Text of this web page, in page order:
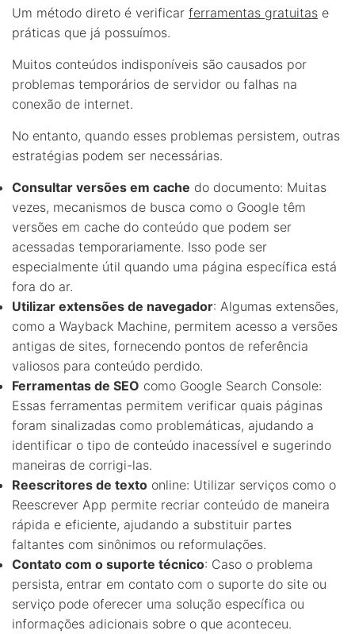
Um método direto é verificar ferramentas gratuitas e
práticas que já possuímos.
Muitos conteúdos indisponíveis são causados por
problemas temporários de servidor ou falhas na
conexão de internet.
No entanto, quando esses problemas persistem, outras
estratégias podem ser necessárias.
Consultar versões em cache do documento: Muitas
vezes, mecanismos de busca como o Google têm
versões em cache do conteúdo que podem ser
acessadas temporariamente. Isso pode ser
especialmente útil quando uma página específica está
fora do ar.
Utilizar extensões de navegador: Algumas extensões,
como a Wayback Machine, permitem acesso a versões
antigas de sites, fornecendo pontos de referência
valiosos para conteúdo perdido.
Ferramentas de SEO como Google Search Console:
Essas ferramentas permitem verificar quais páginas
foram sinalizadas como problemáticas, ajudando a
identificar o tipo de conteúdo inacessível e sugerindo
maneiras de corrigi-las.
Reescritores de texto online: Utilizar serviços como o
Reescrever App permite recriar conteúdo de maneira
rápida e eficiente, ajudando a substituir partes
faltantes com sinônimos ou reformulações.
Contato com o suporte técnico: Caso o problema
persista, entrar em contato com o suporte do site ou
serviço pode oferecer uma solução específica ou
informações adicionais sobre o que aconteceu.